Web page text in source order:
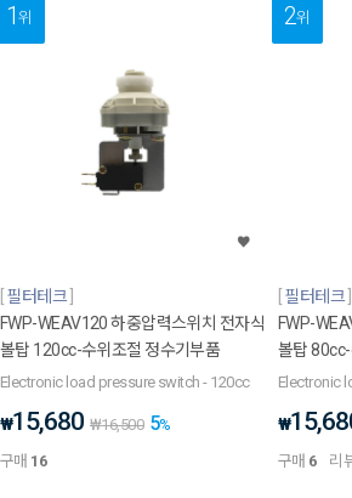
1위
필터테크
FWP-WEAV120 하중압력스위치 전자식
볼탑 120cc-수위조절 정수기부품
Electronic load pressure switch - 120cc
₩15,680 ₩16,500 5%
구매 16
2위
필터테크
FWP-
볼탑
Electronic
₩
구매 6 리